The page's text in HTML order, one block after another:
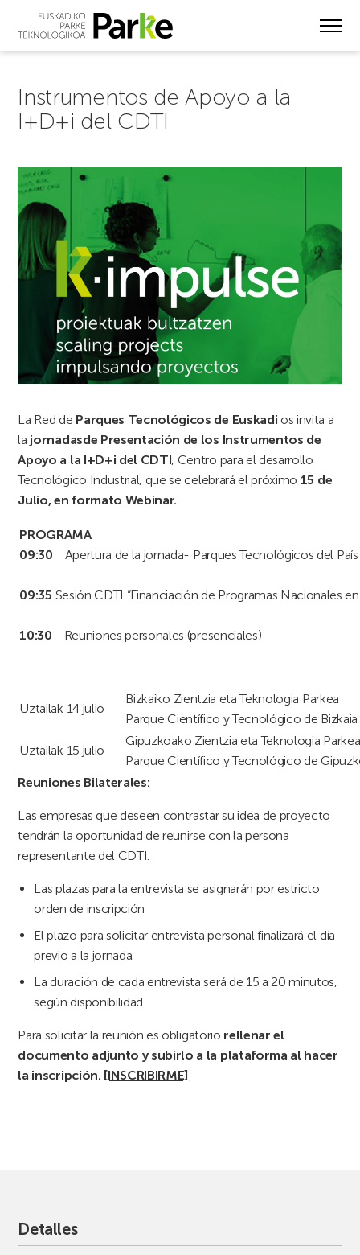
Instrumentos de Apoyo a la
I+D+i del CDTI
La Red de Parques Tecnológicos de Euskadi os invita a
la jornadasde Presentación de los Instrumentos de
Apoyo a la I+D+i del CDTI, Centro para el desarrollo
Tecnológico Industrial, que se celebrará el próximo 15 de
Julio, en formato Webinar.
PROGRAMA
09:30 Apertura de la jornada- Parques Tecnológicos del
09:35 Sesión CDTI “Financiación de Programas Nacionales
10:30 Reuniones personales (presenciales)
Uztailak 14 julio
Bizkaiko Zientzia eta Teknologia Parkea
Parque Científico y Tecnológico de Bizkaia
Uztailak 15 julio
Gipuzkoako Zientzia eta Teknologia Parkea
Parque Científico y Tecnológico de
Reuniones Bilaterales:
Las empresas que deseen contrastar su idea de proyecto
tendrán la oportunidad de reunirse con la persona
representante del CDTI.
Las plazas para la entrevista se asignarán por estricto
orden de inscripción
El plazo para solicitar entrevista personal finalizará el día
previo a la jornada.
La duración de cada entrevista será de 15 a 20 minutos,
según disponibilidad.
Para solicitar la reunión es obligatorio rellenar el
documento adjunto y subirlo a la plataforma al hacer
la inscripción. [INSCRIBIRME]
Detalles